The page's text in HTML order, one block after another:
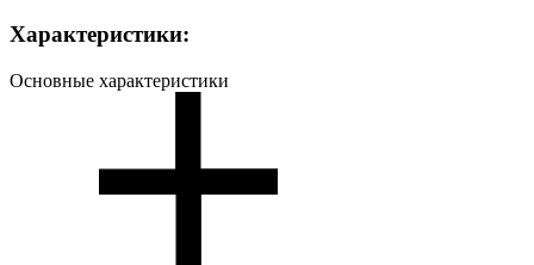
Характеристики:
Основные характеристики